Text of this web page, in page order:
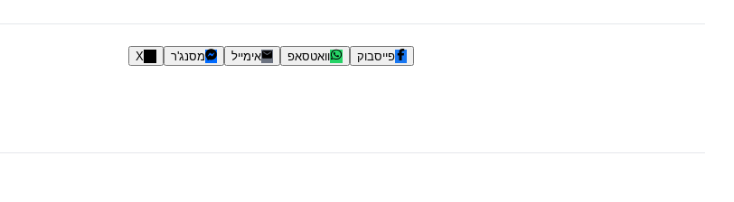
פייסבוק וואטסאפ אימייל מסנג'ר X